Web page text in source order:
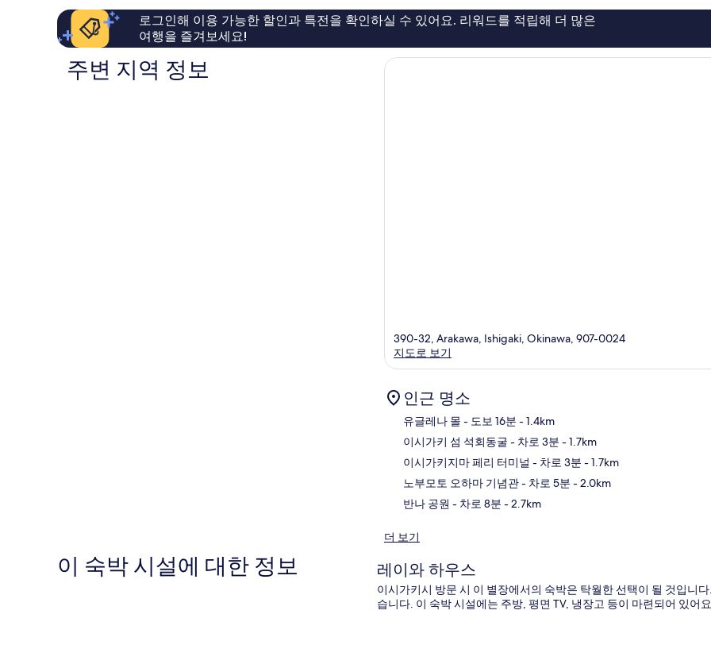
요,
이
용
후
기
613
이
용
기
해
요,
용
로그인해 이용 가능한 할인과 특전을 확인하실 수 있어요. 리워드를 적립해 더 많은
여행을 즐겨보세요!
주변 지역 정보
390-32, Arakawa, Ishigaki, Okinawa, 907-0024
지도로 보기
인근 명소
유글레나 몰 - 도보 16분 - 1.4km
이시가키 섬 석회동굴 - 차로 3분 - 1.7km
이시가키지마 페리 터미널 - 차로 3분 - 1.7km
노부모토 오하마 기념관- 차로 5분 - 2.0km
반나 공원 - 차로 8분 - 2.7km
더 보기
이 숙박 시설에 대한 정보 레이와 하우스
이시가키시 방문 시 이 별장에서의 숙박은 탁월한 선택이 될 것입니
습니다. 이 숙박 시설에는 주방, 평면 TV, 냉장고 등이 마련되어 있어